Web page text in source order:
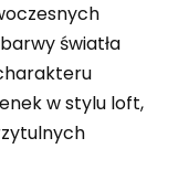
światła
w stylu loft,